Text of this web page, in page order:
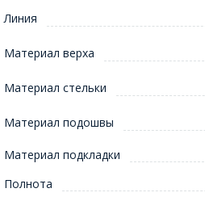
Линия
Материал верха
Материал стельки
Материал подошвы
Материал подкладки
Полнота